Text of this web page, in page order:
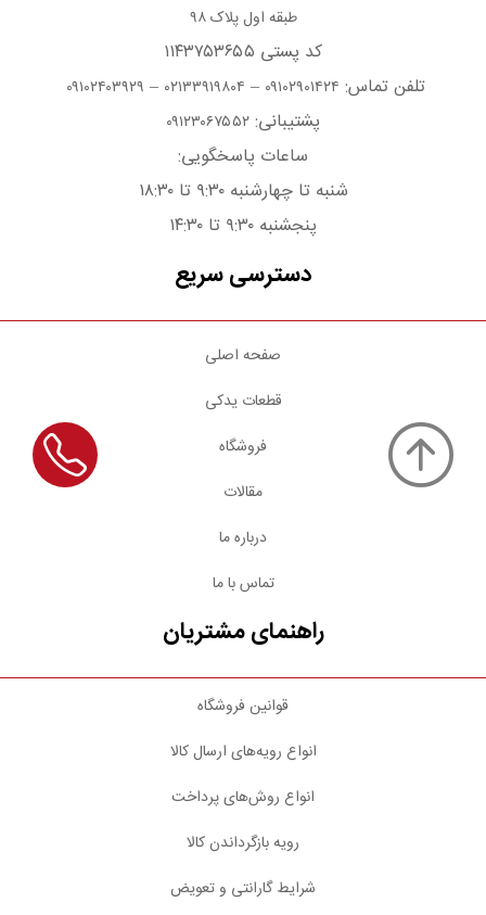
طبقه اول پلاک ۹۸
کد پستی ۱۱۴۳۷۵۳۶۵۵
تلفن تماس: ۰۹۱۰۲۹۰۱۴۲۴ – ۰۲۱۳۳۹۱۹۸۰۴ – ۰۹۱۰۲۴۰۳۹۲۹
پشتیبانی: ۰۹۱۲۳۰۶۷۵۵۲
ساعات پاسخگویی:
شنبه تا چهارشنبه ۹:۳۰ تا ۱۸:۳۰
پنجشنبه ۹:۳۰ تا ۱۴:۳۰
دسترسی سریع
صفحه اصلی
قطعات یدکی
فروشگاه
مقالات
درباره ما
تماس با ما
راهنمای مشتریان
قوانین فروشگاه
انواع رویه‌های ارسال کالا
انواع روش‌های پرداخت
رویه بازگرداندن کالا
شرایط گارانتی و تعویض